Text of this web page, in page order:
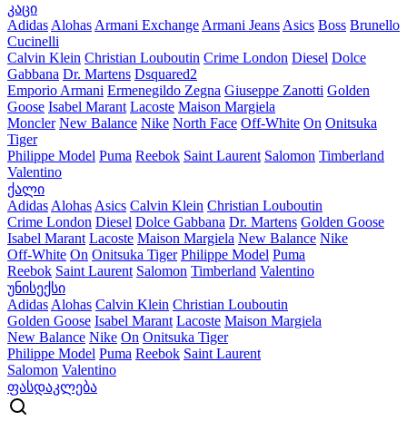
კაცი
Adidas Alohas Armani Exchange Armani Jeans Asics Boss Brunello
Cucinelli
Calvin Klein Christian Louboutin Crime London Diesel Dolce
Gabbana Dr. Martens Dsquared2
Emporio Armani Ermenegildo Zegna Giuseppe Zanotti Golden
Goose Isabel Marant Lacoste Maison Margiela
Moncler New Balance Nike North Face Off-White On Onitsuka
Tiger
Philippe Model Puma Reebok Saint Laurent Salomon Timberland
Valentino
ქალი
Adidas Alohas Asics Calvin Klein Christian Louboutin
Crime London Diesel Dolce Gabbana Dr. Martens Golden Goose
Isabel Marant Lacoste Maison Margiela New Balance Nike
Off-White On Onitsuka Tiger Philippe Model Puma
Reebok Saint Laurent Salomon Timberland Valentino
უნისექსი
Adidas Alohas Calvin Klein Christian Louboutin
Golden Goose Isabel Marant Lacoste Maison Margiela
New Balance Nike On Onitsuka Tiger
Philippe Model Puma Reebok Saint Laurent
Salomon Valentino
ფასდაკლება